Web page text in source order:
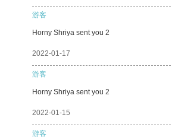
游客
Horny Shriya sent you 2
2022-01-17
游客
Horny Shriya sent you 2
2022-01-15
游客